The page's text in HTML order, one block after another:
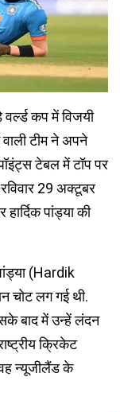
कप में विजयी
वाली टीम ने अपने
टेबल में टॉप पर
29 अक्टूबर
पांड्या की
(Hardik
चोट लग गई थी.
बाद में उन्हें लंदन
क्रिकेट
न्यूजीलैंड के